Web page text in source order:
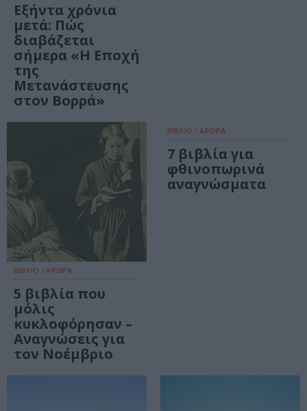
Εξήντα χρόνια
μετά: Πώς
διαβάζεται
σήμερα «Η Εποχή
της
Μετανάστευσης
στον Βορρά»
ΒΙΒΛΙΟ / ΑΡΘΡΑ
5 βιβλία που
μόλις
κυκλοφόρησαν –
Αναγνώσεις για
τον Νοέμβριο
ΒΙΒΛΙΟ / ΑΡΘΡΑ
7 βιβλία για
φθινοπωρινά
αναγνώσματα